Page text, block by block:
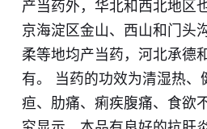
产当药外，华北和西北地区
京海淀区金山、西山和门头
柔等地均产当药，河北承德
有。 当药的功效为清湿热、
疸、肋痛、痢疾腹痛、食欲